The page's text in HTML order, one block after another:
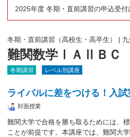
2025年度 冬期・直前講習の申込受付
難関数学ⅠＡⅡＢＣ
冬期・直前講習（高校生・高卒生） | 九
冬期講習 レベル別講座
ライバルに差をつける！入
対面授業
難関大学で合格を勝ち取るためには、
ことが前提です。本講座では、難関大